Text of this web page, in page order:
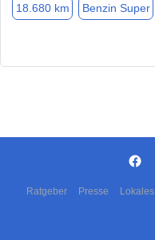
18.680 km Benzin Super
Ratgeber Presse Lokales